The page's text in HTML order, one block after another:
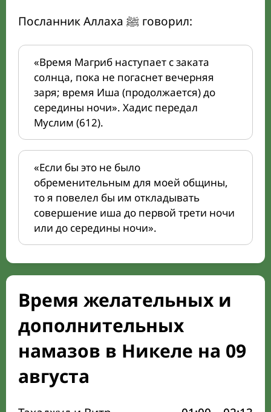
Посланник Аллаха ﷺ говорил:
«Время Магриб наступает с заката
солнца, пока не погаснет вечерняя
заря; время Иша (продолжается) до
середины ночи». Хадис передал
Муслим (612).
«Если бы это не было
обременительным для моей общины,
то я повелел бы им откладывать
совершение иша до первой трети ночи
или до середины ночи».
Время желательных и
дополнительных
намазов в Никеле на 09
августа